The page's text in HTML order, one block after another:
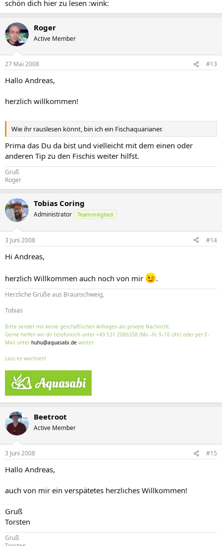
schön dich hier zu lesen :wink:
Roger
Active Member
27 Mai 2008 #13
Hallo Andreas,
herzlich willkommen!
Wie ihr rauslesen könnt, bin ich ein Fischaquarianer.
Prima das Du da bist und vielleicht mit dem einen oder
anderen Tip zu den Fischis weiter hilfst.
Gruß
Roger
Tobias Coring
Administrator Teammitglied
3 Juni 2008 #14
Hi Andreas,
herzlich Willkommen auch noch von mir .
Herzliche Grüße aus Braunschweig,
Tobias
Bitte sendet mir keine geschäftlichen Anfragen als private Nachricht.
Gerne helfen wir dir telefonisch unter +49 531 2086358 (Mo.–Fr. 9–16 Uhr) oder per E-
Mail unter huhu@aquasabi.de weiter.
Lass es wachsen!
Beetroot
Active Member
3 Juni 2008 #15
Hallo Andreas,
auch von mir ein verspätetes herzliches Willkommen!
Gruß
Torsten
Gruß